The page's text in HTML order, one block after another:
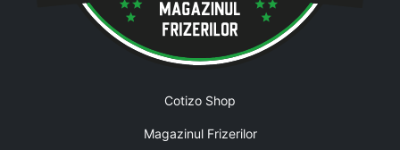
Cotizo Shop
Magazinul Frizerilor